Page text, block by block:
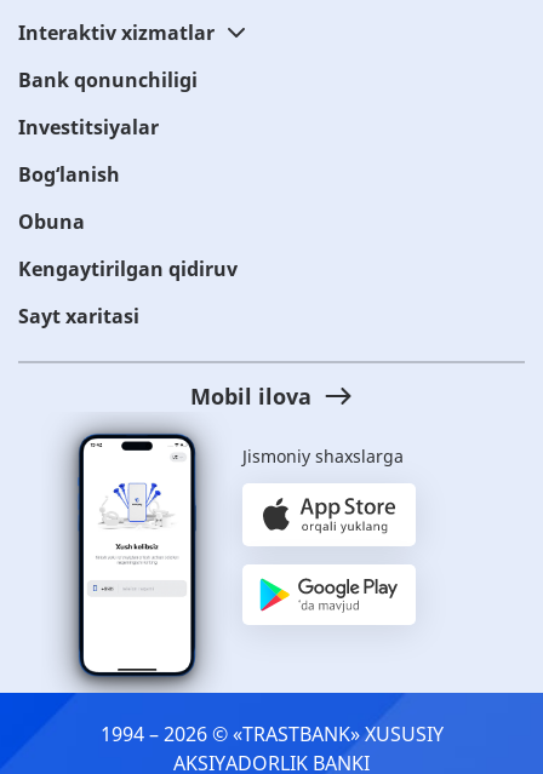
Interaktiv xizmatlar
Bank qonunchiligi
Investitsiyalar
Bog‘lanish
Obuna
Kengaytirilgan qidiruv
Sayt xaritasi
Mobil ilova
Jismoniy shaxslarga
1994 – 2026 © «TRASTBANK» ХUSUSIY
AKSIYADORLIK BANKI